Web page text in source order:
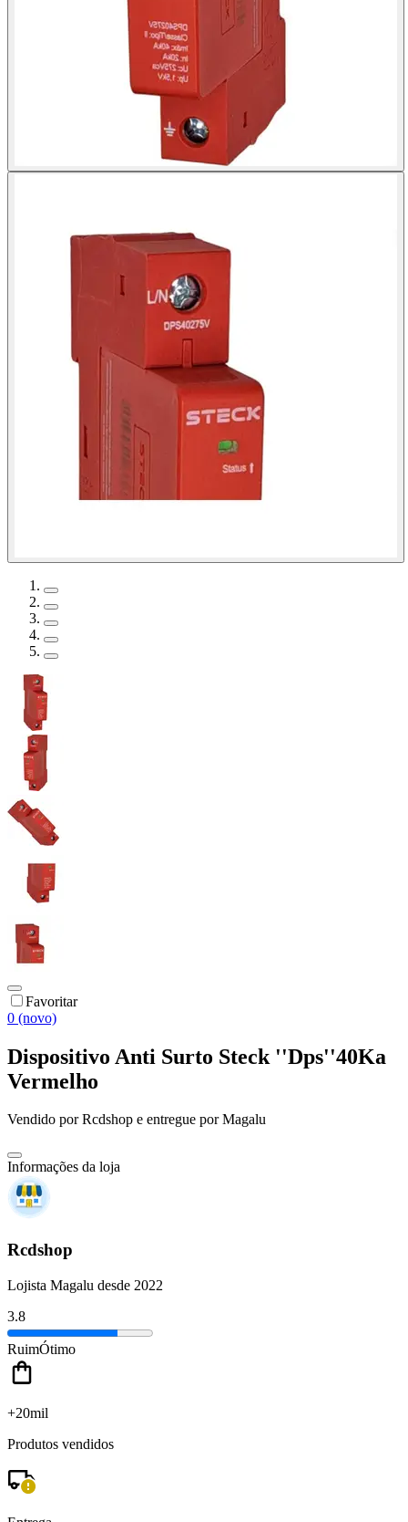
Favoritar
0 (novo)
Dispositivo Anti Surto Steck ''Dps''40Ka
Vermelho
Vendido porRcdshop e entregue por Magalu
Informações da loja
Rcdshop
Lojista Magalu desde 2022
3.8
RuimÓtimo
+20mil
Produtos vendidos